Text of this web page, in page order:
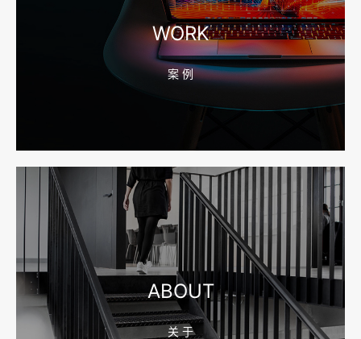
宁波高端网站建设公司推荐，移动端验收别放到最后
宁波网站建设报价怎么看？合同、源码和后台要先写清
2026-08-04 17:55:09
宁波制造业网站建设公司怎么选？先看产品询盘字段
2026-08-02 17:58:44
WORK
案 例
ABOUT
关 于